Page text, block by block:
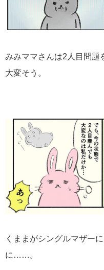
みみママさんは2人目問題
大変そう。
くままがシングルマザー
に……。